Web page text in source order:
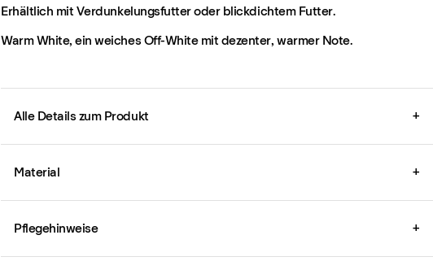
Erhältlich mit Verdunkelungsfutter oder blickdichtem Futter.
Warm White, ein weiches Off-White mit dezenter, warmer Note.
Alle Details zum Produkt +
Material +
Pflegehinweise +